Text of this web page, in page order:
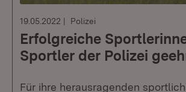
19.05.2022 Polizei
Erfolgreiche
Sportler der Polizei
Für ihre herausragenden